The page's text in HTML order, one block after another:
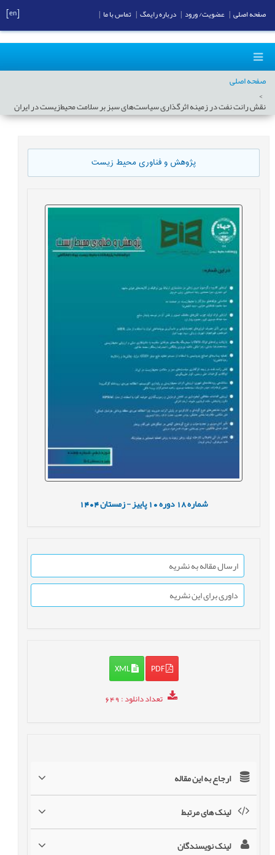
صفحه اصلی
نقش رانت نفت در زمینه اثرگذاری سیاست‌های سبز بر سلامت محیط‌زیست در ایران
پژوهش و فناوری محیط زیست
شماره18 دوره10 پاییز - زمستان1404
ارسال مقاله به نشریه
داوری برای این نشریه
PDF
XML
تعداد دانلود: 649
ارجاع به این مقاله
لینک های مرتبط
لینک نویسندگان
صفحه اصلی عضویت/ ورود درباره رایمگ تماس با ما